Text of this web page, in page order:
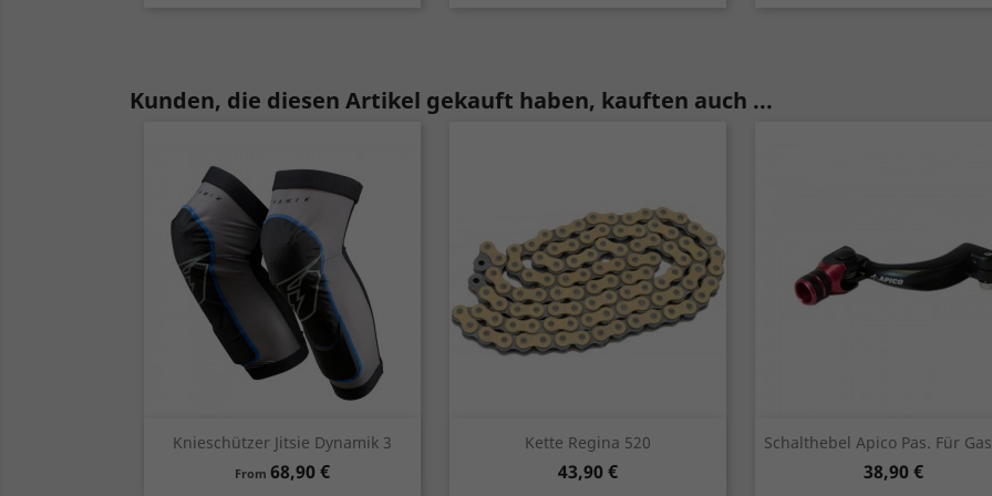
Kunden, die diesen Artikel gekauft haben, kauften auch ...
Knieschützer Jitsie Dynamik 3
From Preis
68,90 €
Vorschau Kette Regina 520
Preis
43,90 €
Vorschau Schalthebel Apico Pas. Für
Preis
38,90 €
Vorschau
rot